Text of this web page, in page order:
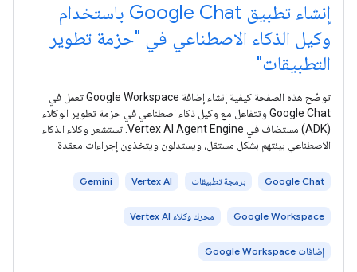
إنشاء تطبيق Google Chat باستخدام
وكيل الذكاء الاصطناعي في "حزمة تطوير
التطبيقات"
توضّح هذه الصفحة كيفية إنشاء إضافة Google Workspace تعمل في
Google Chat وتتفاعل مع وكيل ذكاء اصطناعي في حزمة تطوير الوكلاء
(ADK) مستضاف في Vertex AI Agent Engine. تستشعر وكلاء الذكاء
الاصطناعي بيئتهم بشكل مستقل، ويستدلون ويتخذون إجراءات معقدة
Google Chat برمجة تطبيقات Vertex AI
Gemini
Google Workspace محرك وكلاء Vertex AI
إضافات Google Workspace